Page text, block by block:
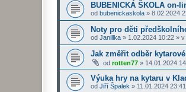
BUBENICKÁ ŠKOLA on-
od bubenickaskola » 8.02.2024
Noty pro děti
od Janillka » 1.02.2024 10:22 » v
Jak změřit odběr
od rotten77 » 14.01.2024
Výuka hry na kytaru v
od Jiří Špalek » 11.01.2024 23:41